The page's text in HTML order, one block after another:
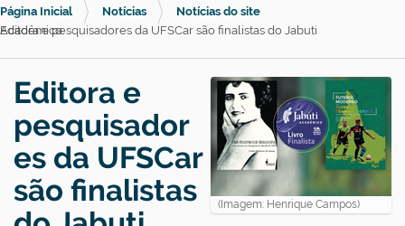
e
g
a
Página Inicial
Notícias
Notícias do site
Editora e pesquisadores da UFSCar são finalistas do Jabuti Acadêmico
(Imagem: Henrique Campos)
Editora e
pesquisador
es da UFSCar
são finalistas